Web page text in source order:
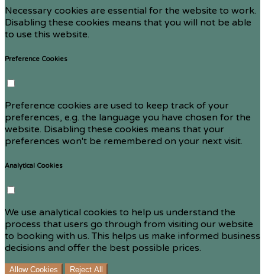
Necessary cookies are essential for the website to work.
Disabling these cookies means that you will not be able
to use this website.
Preference Cookies
Preference cookies are used to keep track of your
preferences, e.g. the language you have chosen for the
website. Disabling these cookies means that your
preferences won't be remembered on your next visit.
Analytical Cookies
We use analytical cookies to help us understand the
process that users go through from visiting our website
to booking with us. This helps us make informed business
decisions and offer the best possible prices.
Allow Cookies Reject All